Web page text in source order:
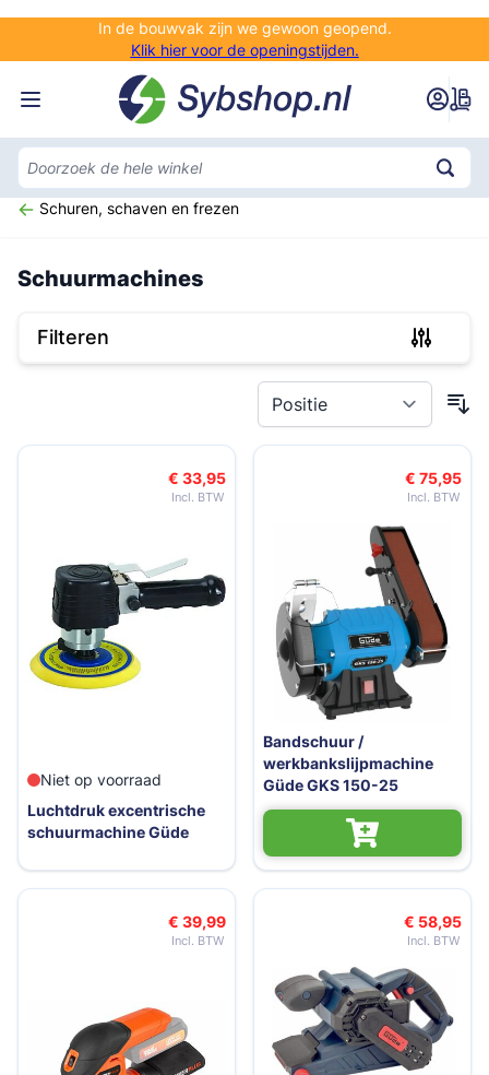
In de bouwvak zijn we gewoon geopend.
Klik hier voor de openingstijden.
Schuren, schaven en frezen
Schuurmachines
Filteren
€ 33,95
Niet op voorraad
Luchtdruk excentrische
schuurmachine Güde
€ 75,95
Bandschuur /
werkbankslijpmachine
Güde GKS 150-25
€ 39,99 € 58,95